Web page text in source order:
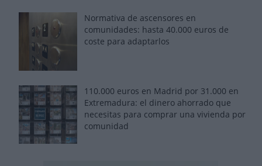
Normativa de ascensores en
comunidades: hasta 40.000 euros de
coste para adaptarlos
110.000 euros en Madrid por 31.000 en
Extremadura: el dinero ahorrado que
necesitas para comprar una vivienda por
comunidad